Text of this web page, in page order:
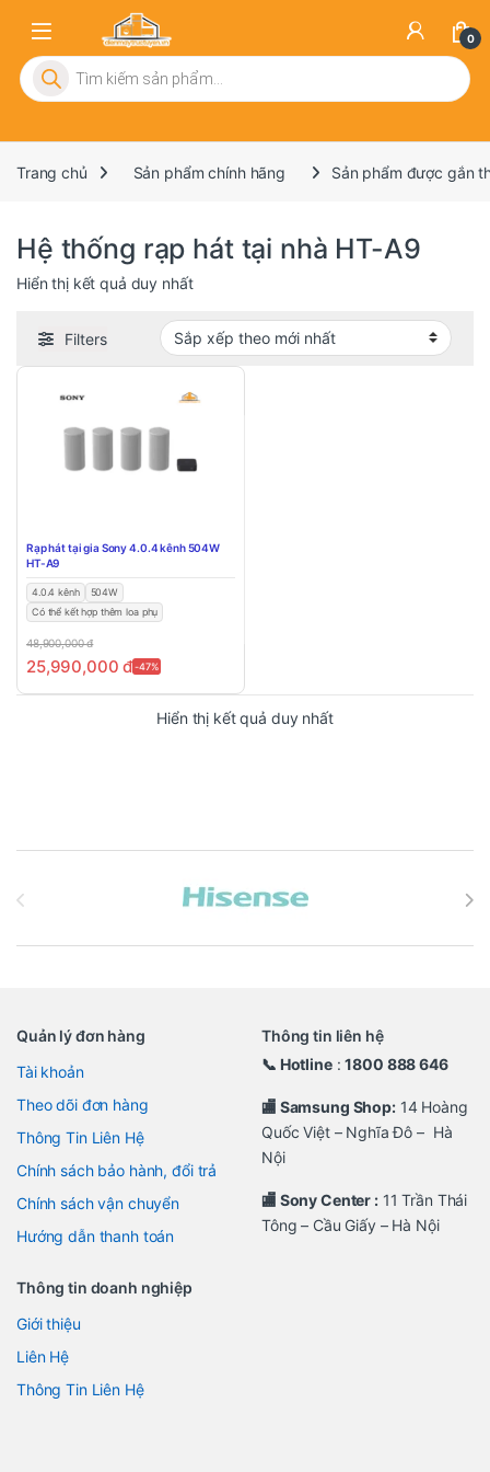
0
Tìm kiếm sản phẩm
Trang chủ Sản phẩm chính hãng Sản phẩm được gắn
Hệ thống rạp hát tại nhà HT-A9
Hiển thị kết quả duy nhất
Filters
Rạp hát tại gia Sony 4.0.4 kênh 504W
HT-A9
4.0.4 kênh
504W
Có thể kết hợp thêm loa phụ
48,900,000đ
25,990,000đ-47%
Hiển thị kết quả duy nhất
Quản lý đơn hàng
Tài khoản
Theo dõi đơn hàng
Thông Tin Liên Hệ
Chính sách bảo hành, đổi trả
Chính sách vận chuyển
Hướng dẫn thanh toán
Thông tin liên hệ
📞 Hotline:1800 888 646
🏬 Samsung Shop:14 Hoàng
Quốc Việt – Nghĩa Đô – Hà
Nội
🏬 Sony Center :11 Trần Thái
Tông – Cầu Giấy – Hà Nội
Thông tin doanh nghiệp
Giới thiệu
Liên Hệ
Thông Tin Liên Hệ